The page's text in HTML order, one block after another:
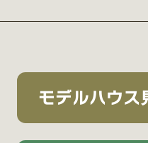
モデルハウス